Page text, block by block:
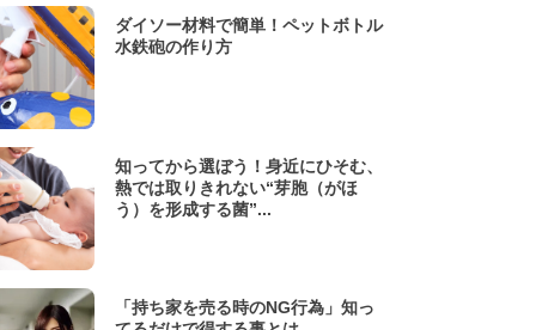
ダイソー材料で簡単！ペットボトル
水鉄砲の作り方
知ってから選ぼう！身近にひそむ、
熱では取りきれない“芽胞（がほ
う）を形成する菌”...
「持ち家を売る時のNG行為」知っ